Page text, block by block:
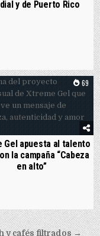
y de Puerto Rico
69
Gel apuesta al talento
la campaña “Cabeza
en alto”
y cafés filtrados →